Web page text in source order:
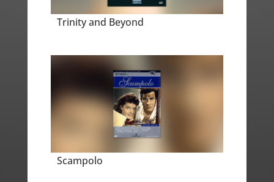
Trinity and Beyond
Scampolo